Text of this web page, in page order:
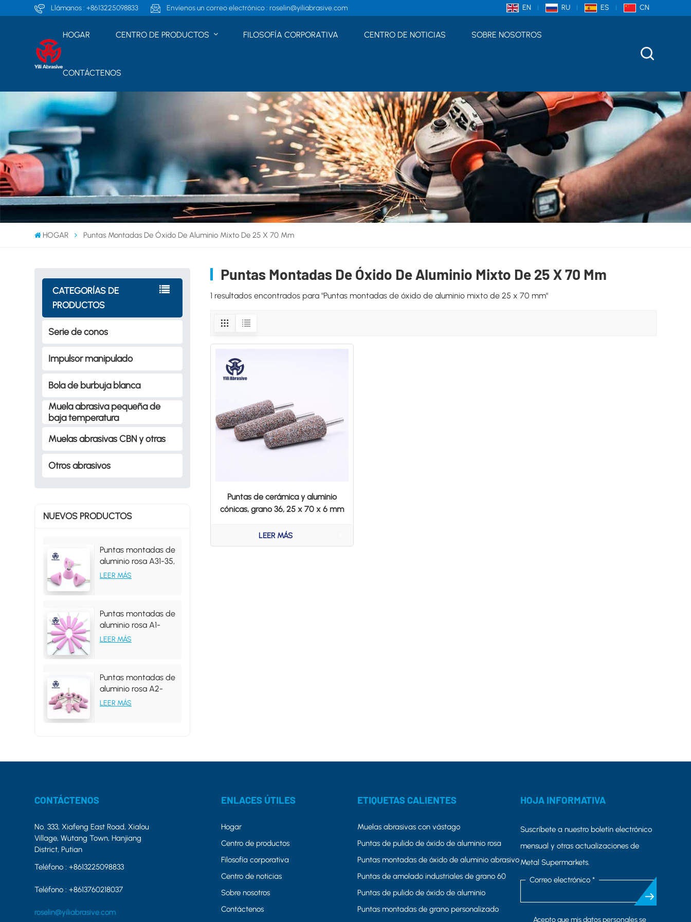
Llámanos :+8613225098833 Envíenos un correo electrónico : roselin@yiliabrasive.com EN RU ES CN
HOGAR CENTRO DE PRODUCTOS FILOSOFÍA CORPORATIVA CENTRO DE NOTICIAS SOBRE NOSOTROS
CONTÁCTENOS
HOGAR Puntas Montadas De Óxido De Aluminio Mixto De 25 X 70 Mm
CATEGORÍAS DE
PRODUCTOS
Serie de conos
Impulsor manipulado
Bola de burbuja blanca
Muela abrasiva pequeña de
baja temperatura
Muelas abrasivas CBN y otras
Otros abrasivos
NUEVOS PRODUCTOS
Puntas montadas de
aluminio rosa A31-35,
grano 46
LEER MÁS
Puntas montadas de
aluminio rosa A1-
19*63*6MM, forma
LEER MÁS
Puntas montadas de
aluminio rosa A2-
25*31*6MM 46# PA
LEER MÁS
Puntas Montadas De Óxido De Aluminio Mixto De 25 X 70 Mm
1 resultados encontrados para "Puntas montadas de óxido de aluminio mixto de 25 x 70 mm"
Puntas de cerámica y aluminio
cónicas, grano 36, 25 x 70 x 6 mm
LEER MÁS
CONTÁCTENOS
No. 333, Xiafeng East Road, Xialou
Village, Wutang Town, Hanjiang
District, Putian
Teléfono :+8613225098833
Teléfono :+8613760218037
roselin@yiliabrasive.com
ENLACES ÚTILES
Hogar
Centro de productos
Filosofía corporativa
Centro de noticias
Sobre nosotros
Contáctenos
ETIQUETAS CALIENTES
Muelas abrasivas con vástago
Puntas de pulido de óxido de aluminio rosa
Puntas montadas de óxido de aluminio abrasivo
Puntas de amolado industriales de grano 60
Puntas de pulido de óxido de aluminio
Puntas montadas de grano personalizado
HOJA INFORMATIVA
Suscríbete a nuestro boletín electrónico
mensual y otras actualizaciones de
Metal Supermarkets.
Correo electrónico *
Acepto que mis datos personales se